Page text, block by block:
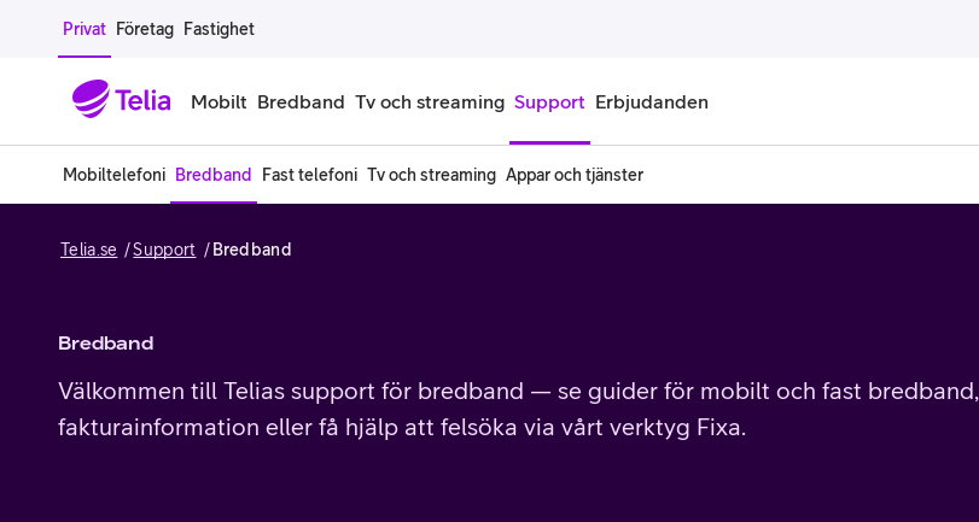
Gå till sidans innehåll
Privat Företag Fastighet
Mobilt
iPhone
Alla mobiltelefoner Mobilabonnemang för pensionär
Bredband Tv och streaming Support Erbjudanden
Mobiltelefoni Bredband Fast telefoni Tv och streaming Appar och tjänster
Telia.se Support Bredband
Bredband
Välkommen till Telias support för bredband — se guider för mobilt och fast bredband,
fakturainformation eller få hjälp att felsöka via vårt verktyg Fixa.